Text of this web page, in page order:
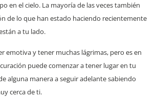
en el cielo. La mayoría de las veces también
de lo que han estado haciendo recientemente
a tu lado.
emotiva y tener muchas lágrimas, pero es en
puede comenzar a tener lugar en tu
alguna manera a seguir adelante sabiendo
cerca de ti.